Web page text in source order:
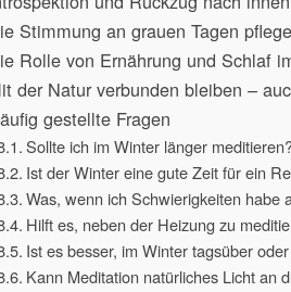
Stimmung an grauen Tagen
Rolle von Ernährung und Schlaf
der Natur verbunden bleiben –
gestellte Fragen
Sollte ich im Winter länger
Ist der Winter eine gute Zeit für ein
Was, wenn ich Schwierigkeiten habe
Hilft es, neben der Heizung zu
Ist es besser, im Winter tagsüber
Kann Meditation natürliches Licht an